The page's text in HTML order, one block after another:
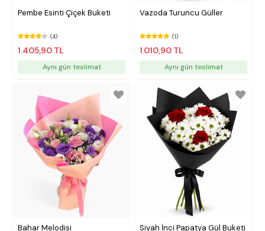
Pembe Esinti Çiçek Buketi
(4)
1.405,90 TL
Aynı gün teslimat
Vazoda Turuncu Güller
(1)
1.010,90 TL
Aynı gün teslimat
Bahar Melodisi Siyah İnci Papatya Gül Buketi